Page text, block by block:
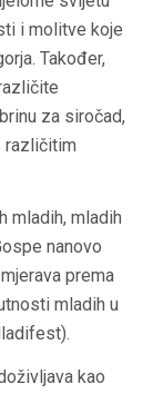
i molitve koje
Također,
za siročad,
različitim
mladih, mladih
nanovo
prema
mladih u
kao